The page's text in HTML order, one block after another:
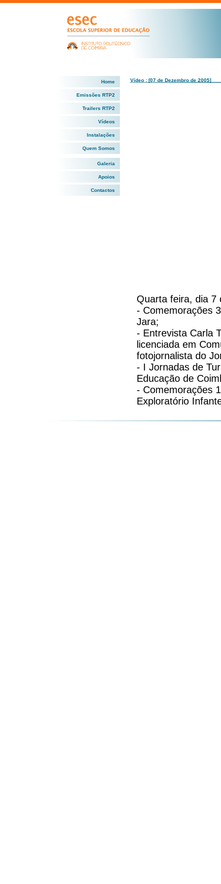
Home
Emissões RTP2
Trailers RTP2
Vídeos
Instalações
Quem Somos
Galeria
Apoios
Contactos
Vídeo : [07 de Dezembro de 2005]
Quarta feira, dia 7
- Comemorações
Jara;
- Entrevista Carla
licenciada em
fotojornalista do
- I Jornadas de
Educação de
- Comemorações
Exploratório